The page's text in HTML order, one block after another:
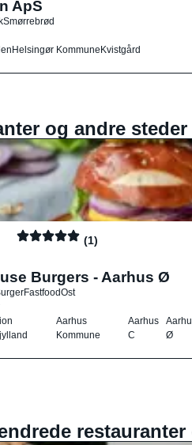
ApS
Smørrebrød
Helsingør KommuneKvistgård
og andre
(1)
Burgers - Aarhus Ø
FastfoodOst
Aarhus
Kommune
Aarhus
C
Ø
restauranter